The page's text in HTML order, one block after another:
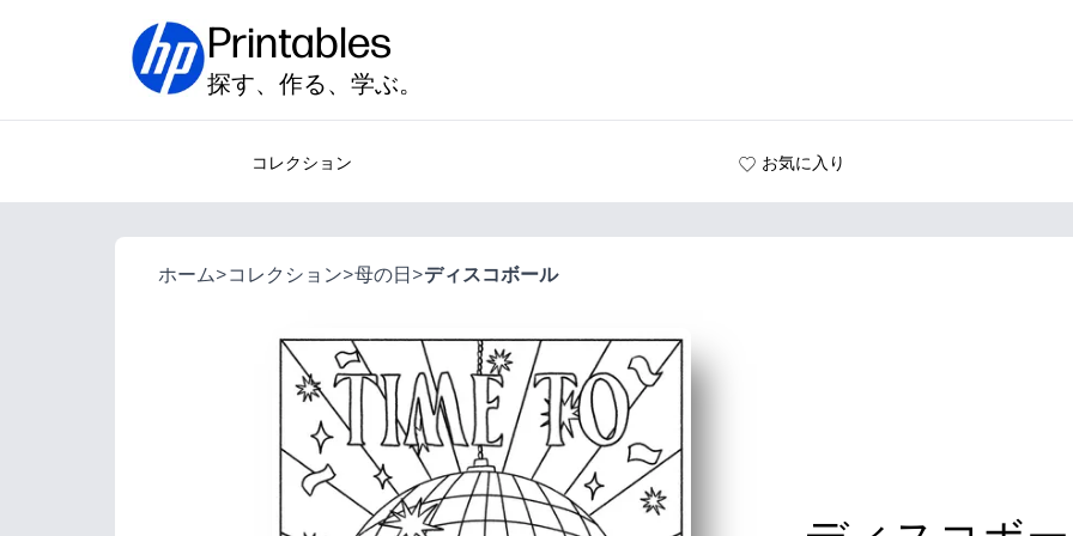
Printables
探す、作る、学ぶ。
コレクション お気に入り
ホーム>コレクション>母の日>ディスコボール